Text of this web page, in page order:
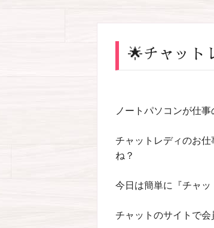
🌟チャット
ノートパソコンが仕
チャットレディのお
ね？
今日は簡単に『チャッ
チャットのサイトで